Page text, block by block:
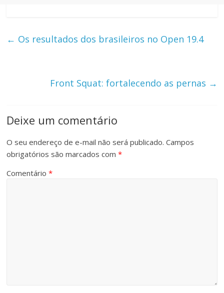
← Os resultados dos brasileiros no Open 19.4
Front Squat: fortalecendo as pernas →
Deixe um comentário
O seu endereço de e-mail não será publicado. Campos
obrigatórios são marcados com*
Comentário*